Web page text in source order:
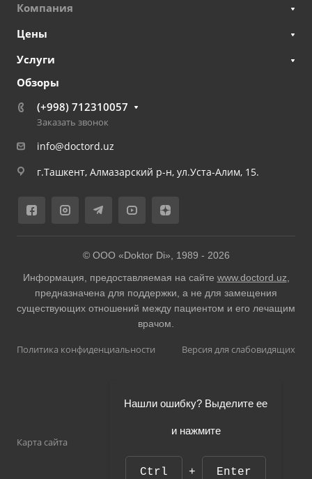
Компания
Цены
Услуги
Обзоры
(+998) 712310057
Заказать звонок
info@doctord.uz
г.Ташкент, Алмазарский р-н, ул.Уста-Алим, 15.
© ООО «Doktor Di», 1989 - 2026
Информация, предоставляемая на сайте www.doctord.uz
предназначена для поддержки, а не для замещения
существующих отношений между пациентом и его лечащим
врачом.
Политика конфиденциальности Версия для слабовидящих
Карта сайта
Нашли ошибку? Выделите ее
и нажмите
Ctrl + Enter